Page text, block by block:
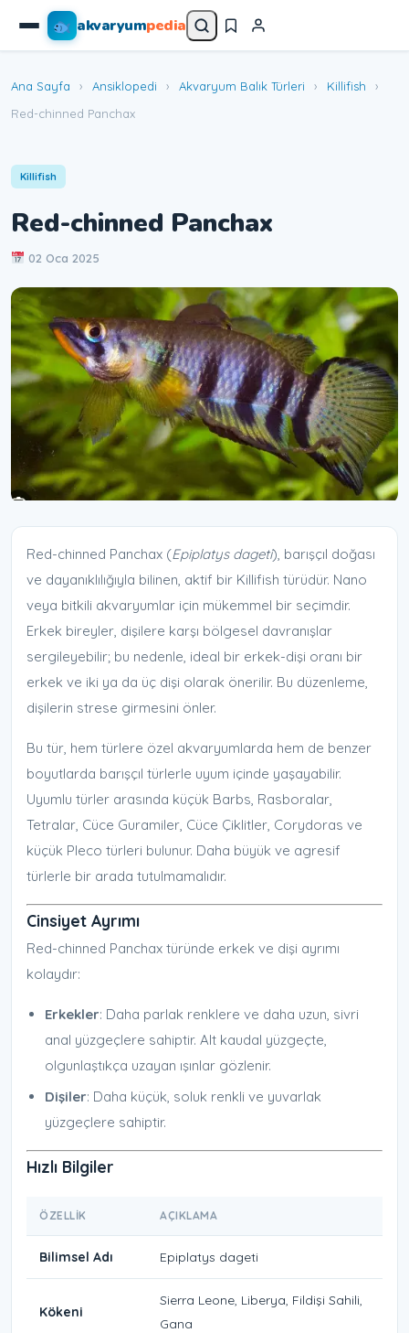
akvaryumpedia
Ana Sayfa › Ansiklopedi › Akvaryum Balık Türleri › Killifish
›
Red-chinned Panchax
Killifish
Red-chinned Panchax
02 Oca 2025
Red-chinned Panchax (Epiplatys dageti), barışçıl doğası
ve dayanıklılığıyla bilinen, aktif bir Killifish türüdür. Nano
veya bitkili akvaryumlar için mükemmel bir seçimdir.
Erkek bireyler, dişilere karşı bölgesel davranışlar
sergileyebilir; bu nedenle, ideal bir erkek-dişi oranı bir
erkek ve iki ya da üç dişi olarak önerilir. Bu düzenleme,
dişilerin strese girmesini önler.
Bu tür, hem türlere özel akvaryumlarda hem de benzer
boyutlarda barışçıl türlerle uyum içinde yaşayabilir.
Uyumlu türler arasında küçük Barbs, Rasboralar,
Tetralar, Cüce Guramiler, Cüce Çiklitler, Corydoras ve
küçük Pleco türleri bulunur. Daha büyük ve agresif
türlerle bir arada tutulmamalıdır.
Cinsiyet Ayrımı
Red-chinned Panchax türünde erkek ve dişi ayrımı
kolaydır:
Erkekler: Daha parlak renklere ve daha uzun, sivri
anal yüzgeçlere sahiptir. Alt kaudal yüzgeçte,
olgunlaştıkça uzayan ışınlar gözlenir.
Dişiler: Daha küçük, soluk renkli ve yuvarlak
yüzgeçlere sahiptir.
Hızlı Bilgiler
ÖZELLIK AÇIKLAMA
Bilimsel Adı Epiplatys dageti
Kökeni
Sierra Leone, Liberya, Fildişi Sahili,
Gana